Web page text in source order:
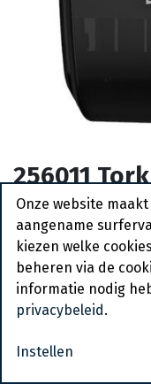
256011
-
Bestelartikel
Vraag een
Algemene
30-dagen geld
Verzending: 2-3
Onze website
aangename
kiezen welke
beheren via de
informatie nodig
privacybeleid .
Instellen